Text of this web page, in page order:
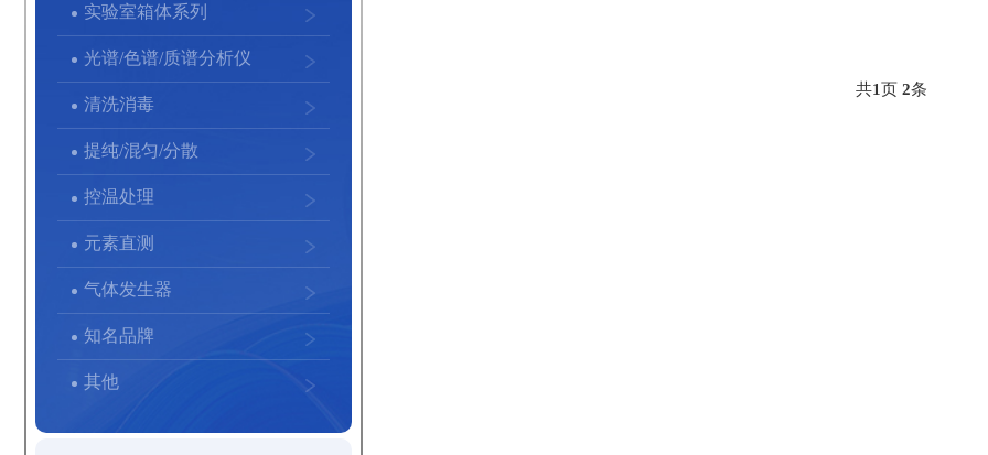
实验室箱体系列
光谱/色谱/质谱分析仪
清洗消毒
提纯/混匀/分散
控温处理
元素直测
气体发生器
知名品牌
其他
共1页 2条